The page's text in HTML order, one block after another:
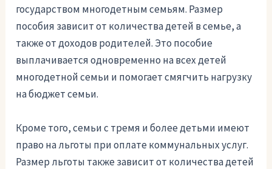
государством многодетным семьям. Размер
пособия зависит от количества детей в семье, а
также от доходов родителей. Это пособие
выплачивается одновременно на всех детей
многодетной семьи и помогает смягчить нагрузку
на бюджет семьи.
Кроме того, семьи с тремя и более детьми имеют
право на льготы при оплате коммунальных услуг.
Размер льготы также зависит от количества детей